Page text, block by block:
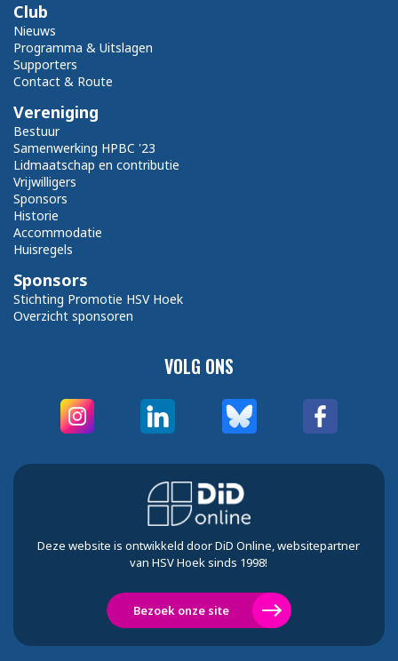
VOLG ONS
Club
Nieuws
Programma & Uitslagen
Supporters
Contact & Route
Vereniging
Bestuur
Samenwerking HPBC '23
Lidmaatschap en contributie
Vrijwilligers
Sponsors
Historie
Accommodatie
Huisregels
Sponsors
Stichting Promotie HSV Hoek
Overzicht sponsoren
Deze website is ontwikkeld door DiD Online, websitepartner
van HSV Hoek sinds 1998!
Bezoek onze site